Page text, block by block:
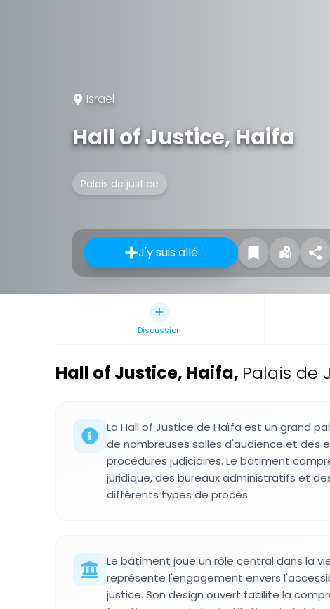
Israël
Hall of Justice, Haifa
Palais de justice
J'y suis allé
Discussion
Hall of Justice, Haifa, Palais de
La Hall of Justice de Haïfa est un grand
de nombreuses salles d'audience et des
procédures judiciaires. Le bâtiment
juridique, des bureaux administratifs et
différents types de procès.
Le bâtiment joue un rôle central dans la
représente l'engagement envers
justice. Son design ouvert facilite la